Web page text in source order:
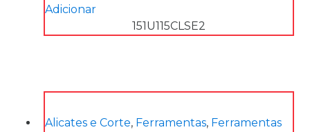
Adicionar
151U115CLSE2
Alicates e Corte, Ferramentas, Ferramentas